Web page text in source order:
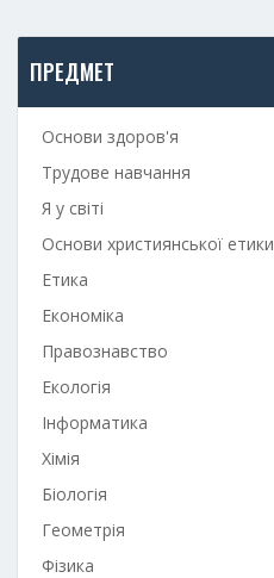
ПРЕДМЕТ
Основи здоров'я
Трудове навчання
Я у світі
Основи християнської етики
Етика
Економіка
Правознавство
Екологія
Інформатика
Хімія
Біологія
Геометрія
Фізика